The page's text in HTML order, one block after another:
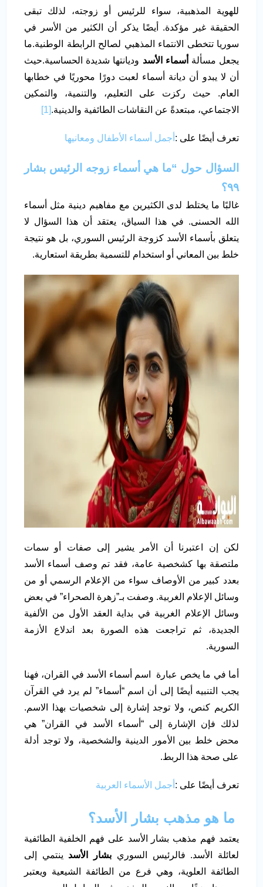
للهوية المذهبية، سواء للرئيس أو زوجته، لذلك تبقى
الحقيقة غير مؤكدة. أيضًا يذكر أن الكثير من الأسر في
سوريا تتخطى الانتماء المذهبي لصالح الرابطة الوطنية.ما
يجعل مسألة أسماء الأسد وديانتها شديدة الحساسية.حيث
أن لا يبدو أن ديانة أسماء لعبت دورًا محوريًا في خطابها
العام. حيث ركزت على التعليم، والتنمية، والتمكين
الاجتماعي، مبتعدةً عن النقاشات الطائفية والدينية.[1]
تعرف أيضًا على : أجمل أسماء الأطفال ومعانيها
السؤال حول “ما هي أسماء زوجه الرئيس بشار
٩٩؟
غالبًا ما يختلط لدى الكثيرين مع مفاهيم دينية مثل أسماء
الله الحسنى. في هذا السياق، يعتقد أن هذا السؤال لا
يتعلق بأسماء الأسد كزوجة الرئيس السوري، بل هو نتيجة
خلط بين المعاني أو استخدام للتسمية بطريقة استعارية.
لكن إن اعتبرنا أن الأمر يشير إلى صفات أو سمات
ملتصقة بها كشخصية عامة، فقد تم وصف أسماء الأسد
بعدد كبير من الأوصاف سواء من الإعلام الرسمي أو من
وسائل الإعلام الغربية. وصفت بـ”زهرة الصحراء” في بعض
وسائل الإعلام الغربية في بداية العقد الأول من الألفية
الجديدة، ثم تراجعت هذه الصورة بعد اندلاع الأزمة
السورية.
أما في ما يخص عبارة اسم أسماء الأسد في القران، فهنا
يجب التنبيه أيضًا إلى أن اسم “أسماء” لم يرد في القرآن
الكريم كنص، ولا توجد إشارة إلى شخصيات بهذا الاسم.
لذلك فإن الإشارة إلى “أسماء الأسد في القران” هي
محض خلط بين الأمور الدينية والشخصية، ولا توجد أدلة
على صحة هذا الربط.
تعرف أيضًا على : أجمل الأسماء العربية
ما هو مذهب بشار الأسد؟
يعتمد فهم مذهب بشار الأسد على فهم الخلفية الطائفية
لعائلة الأسد. فالرئيس السوري بشار الأسد ينتمي إلى
الطائفة العلوية، وهي فرع من الطائفة الشيعية ويعتبر